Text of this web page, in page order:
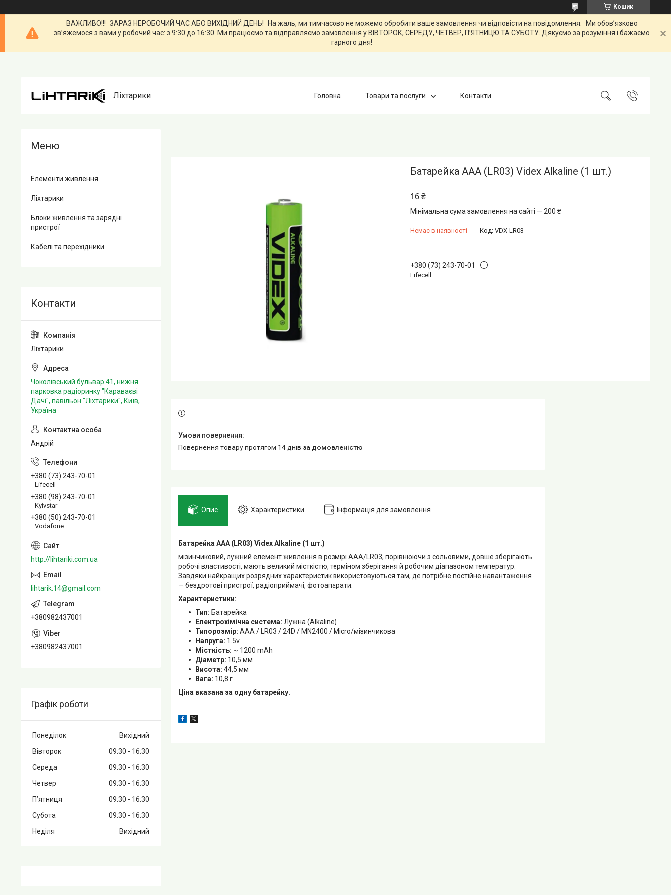
Кошик
ВАЖЛИВО!!! ЗАРАЗ НЕРОБОЧИЙ ЧАС АБО ВИХІДНИЙ ДЕНЬ! На жаль, ми тимчасово не можемо обробити ваше замовлення чи відповісти на повідомлення. Ми обов’язково
зв’яжемося з вами у робочий час: з 9:30 до 16:30. Ми працюємо та відправляємо замовлення у ВІВТОРОК, СЕРЕДУ, ЧЕТВЕР, ПʼЯТНИЦЮ ТА СУБОТУ. Дякуємо за розуміння і бажаємо
гарного дня!
Ліхтарики Головна Товари та послуги Контакти
Батарейка AAA (LR03) Videx Alkaline (1 шт.)
16 ₴
Мінімальна сума замовлення на сайті — 200 ₴
Немає в наявності Код: VDX-LR03
+380 (73) 243-70-01
Lifecell
повернення товару протягом 14 днів за домовленістю
Опис Характеристики Інформація для замовлення
Батарейка AAA (LR03) Videx Alkaline (1 шт.)
мізинчиковий, лужний елемент живлення в розмірі AAA/LR03, порівнюючи з сольовими, довше зберігають
робочі властивості, мають великий місткістю, терміном зберігання й робочим діапазоном температур.
Завдяки найкращих розрядних характеристик використовуються там, де потрібне постійне навантаження
— бездротові пристрої, радіоприймачі, фотоапарати.
Характеристики:
Тип: Батарейка
Електрохімічна система: Лужна (Alkaline)
Типорозмір: AAA / LR03 / 24D / MN2400 / Micro/мізинчикова
Напруга: 1.5v
Місткість: ~ 1200 mAh
Діаметр: 10,5 мм
Висота: 44,5 мм
Вага: 10,8 г
Ціна вказана за одну батарейку.
Елементи живлення
Ліхтарики
Блоки живлення та зарядні
пристрої
Кабелі та перехідники
Ліхтарики
Чоколівський бульвар 41, нижня
парковка радіоринку "Караваєві
Дачі", павільон "Ліхтарики", Київ,
Україна
Андрій
+380 (73) 243-70-01
Lifecell
+380 (98) 243-70-01
Kyivstar
+380 (50) 243-70-01
Vodafone
http://lihtariki.com.ua
lihtarik.14@gmail.com
+380982437001
+380982437001
Графік роботи
Понеділок
Вихідний
Вівторок
09:30
16:30
Середа
09:30
16:30
Четвер
09:30
16:30
Пʼятниця
09:30
16:30
Субота
09:30
16:30
Неділя
Вихідний